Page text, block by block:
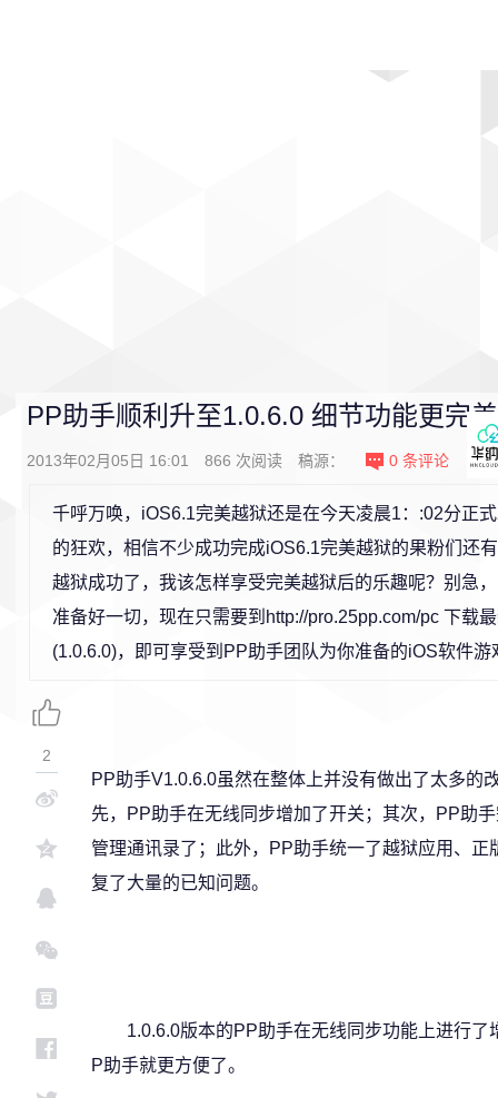
PP助手顺利升至1.0.6.0 细节功能更完美
2013年02月05日 16:01 866 次阅读 稿源： 0 条评论
千呼万唤，iOS6.1完美越狱还是在今天凌晨1：:02分正
的狂欢，相信不少成功完成iOS6.1完美越狱的果粉们还
越狱成功了，我该怎样享受完美越狱后的乐趣呢？别急
准备好一切，现在只需要到http://pro.25pp.com/pc 下载
(1.0.6.0)，即可享受到PP助手团队为你准备的iOS软件游
PP助手V1.0.6.0虽然在整体上并没有做出了太多的
先，PP助手在无线同步增加了开关；其次，PP助
管理通讯录了；此外，PP助手统一了越狱应用、
复了大量的已知问题。
1.0.6.0版本的PP助手在无线同步功能上进行
P助手就更方便了。
2